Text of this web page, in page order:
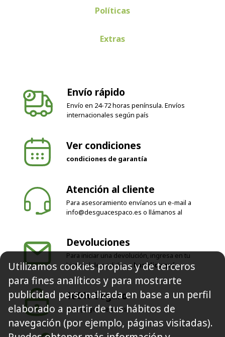
Envío en 24-72 horas península. Envíos
internacionales según país
condiciones de garantía
Para asesoramiento envíanos un e-mail a
info@desguacespaco.es o llámanos al
Para iniciar una devolución, ingresa en tu
historial de pedidos o
100% Seguro
Solo pagos seguros
Síguenos
Utilizamos cookies propias y de terceros
para fines analíticos y para mostrarte
publicidad personalizada en base a un perfil
elaborado a partir de tus hábitos de
navegación (por ejemplo, páginas visitadas).